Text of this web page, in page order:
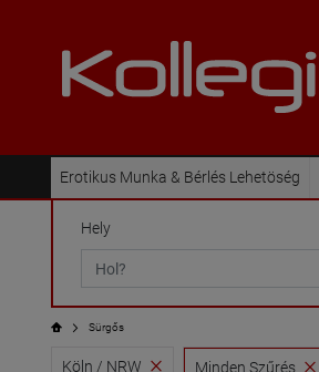
Erotikus Munka & Bérlés Lehetöség
Hely
Sürgős
Köln / NRW Minden Szűrés